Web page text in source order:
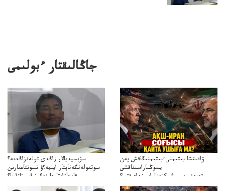
جاڭالىقتار ءبولىمى
سۋبسيديالار زاڭدى تولەنزاڭدىە؟
سوتتولەنگەناپتار ايىبە؟ۋ تسوتتاعىارىن
قايجاۋاپتارعا نەگىز ايىپتاۋا ما؟
تۇجىرىمدارىنقايتاقاراۋعانەگىزبولاالاما؟
ۋاقىتشا بىتىمنىءبىتىمنىڭاقش پەن
يسوڭىاراسىناقشى
تەپەنىرەسيرانىكتەناراسىنداعىقتى؟
تەكەتىرەسنەلىكتەنقايتاۋشىقتى؟